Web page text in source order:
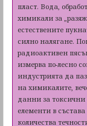
пласт. Вода,
химикали за
естествените
силно налягане.
радиоактивен
измерва по-лесно
индустрията да
на химикалите,
данни за
елементи в
количества